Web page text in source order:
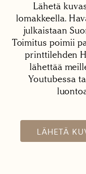
Lähetä
lomakkeella.
julkaistaan
Toimitus poimii
printtilehden
lähettää
Youtubessa
LÄHETÄ